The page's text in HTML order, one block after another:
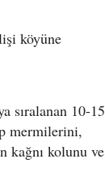
köyüne
sıralanan 10-15
mermilerini,
kağnı kolunu ve